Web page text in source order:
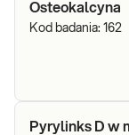
Osteokalcyna
Kod badania: 162
Pyrylinks D w